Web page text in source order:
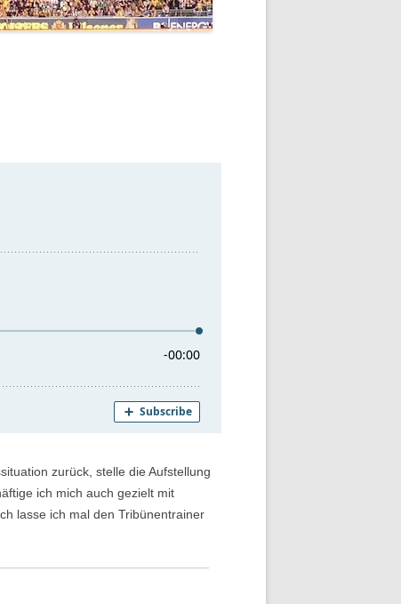
zurück, stelle die Aufstellung
ich mich auch gezielt mit
lasse ich mal den Tribünentrainer